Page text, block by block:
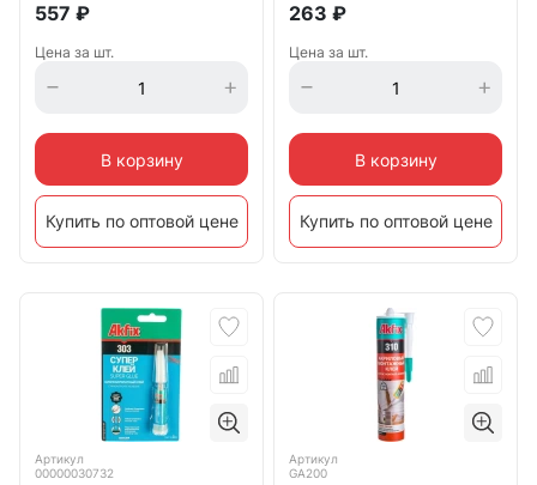
557 ₽
Цена за шт.
В корзину
Купить по оптовой цене
263 ₽
Цена за шт.
В корзину
Купить по оптовой цене
Артикул
00000030732
Артикул
GA200